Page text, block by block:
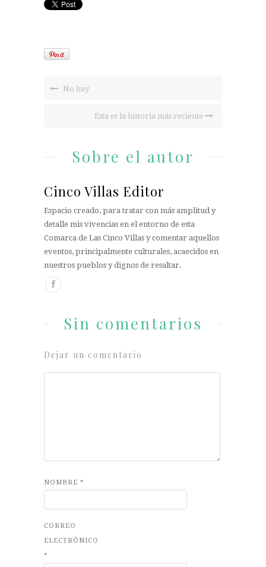
No hay
Esta es la historia más reciente
Sobre el autor
Cinco Villas Editor
Espacio creado, para tratar con más amplitud y
detalle mis vivencias en el entorno de esta
Comarca de Las Cinco Villas y comentar aquellos
eventos, principalmente culturales, acaecidos en
nuestros pueblos y dignos de resaltar.
Sin comentarios
Dejar un comentario
NOMBRE *
CORREO
ELECTRÓNICO
*